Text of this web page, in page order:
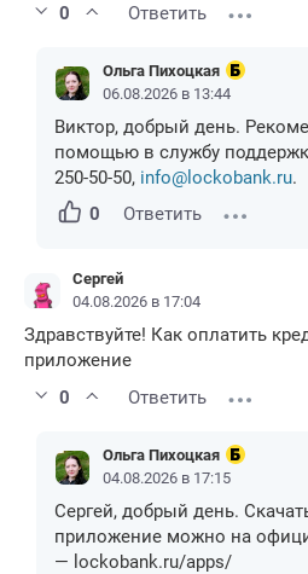
0
Ответить
Ольга Пихоцкая
06.08.2026 в 13:44
Виктор, добрый день.
помощью в службу
250-50-50, info@lockobank.ru.
0
Ответить
Сергей
04.08.2026 в 17:04
Здравствуйте! Как оплатить
приложение
0
Ответить
Ольга Пихоцкая
04.08.2026 в 17:15
Сергей, добрый день.
приложение можно на
— lockobank.ru/apps/